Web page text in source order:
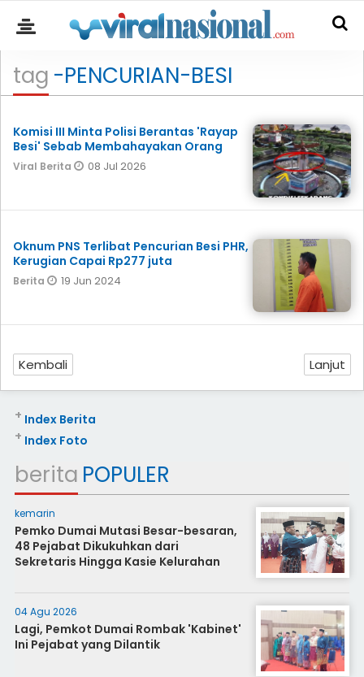
tag -PENCURIAN-BESI
Komisi III Minta Polisi Berantas 'Rayap
Besi' Sebab Membahayakan Orang
Viral Berita 08 Jul 2026
Oknum PNS Terlibat Pencurian Besi PHR,
Kerugian Capai Rp277 juta
Berita 19 Jun 2024
Kembali Lanjut
Index Berita
+
Index Foto
+
berita POPULER
kemarin
Pemko Dumai Mutasi Besar-besaran,
48 Pejabat Dikukuhkan dari
Sekretaris Hingga Kasie Kelurahan
04 Agu 2026
Lagi, Pemkot Dumai Rombak 'Kabinet'
Ini Pejabat yang Dilantik